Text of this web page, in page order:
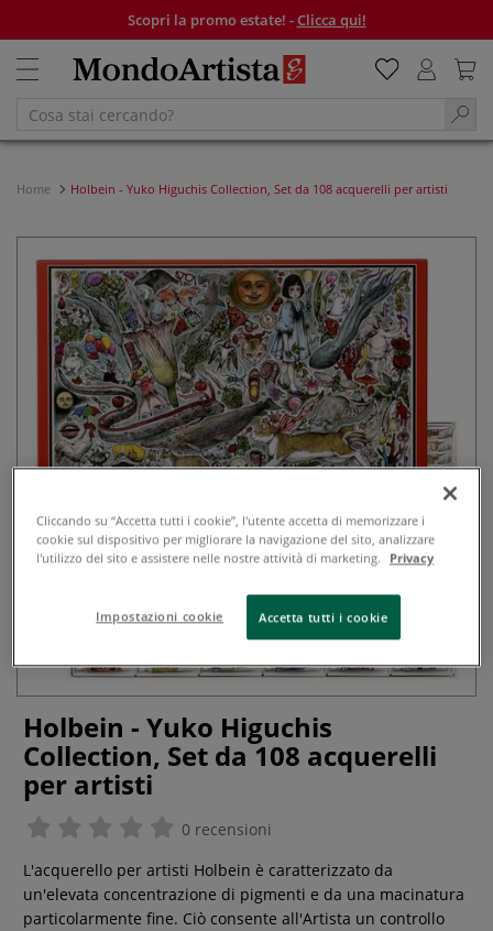
Scopri la promo estate! -Clicca qui!
Home Holbein - Yuko Higuchis Collection, Set da 108 acquerelli per artisti
Holbein - Yuko Higuchis
Collection, Set da 108 acquerelli
per artisti
0 recensioni
L'acquerello per artisti Holbein è caratterizzato da
un'elevata concentrazione di pigmenti e da una macinatura
particolarmente fine. Ciò consente all'Artista un controllo
Cliccando su “Accetta tutti i cookie”, l'utente accetta di memorizzare i
cookie sul dispositivo per migliorare la navigazione del sito, analizzare
l'utilizzo del sito e assistere nelle nostre attività di marketing. Privacy
Impostazioni cookie Accetta tutti i cookie